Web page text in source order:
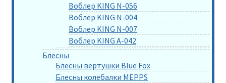
Воблер KING N-056
Воблер KING N-004
Воблер KING N-007
Воблер KING A-042
Блесны
Блесны вертушки Blue Fox
Блесны колебалки MEPPS